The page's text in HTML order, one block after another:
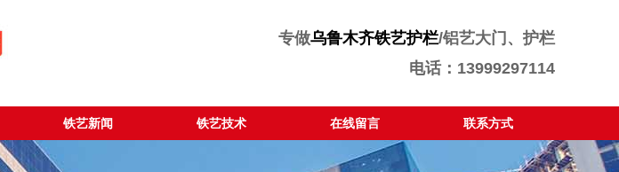
专做乌鲁木齐铁艺护栏/铝艺大门、护栏
电话：13999297114
铁艺新闻 铁艺技术 在线留言 联系方式